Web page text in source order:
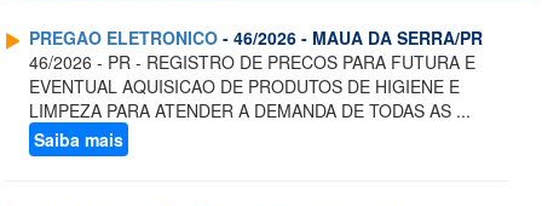
PREGAO ELETRONICO - 46/2026 - MAUA DA SERRA/PR
46/2026 - PR - REGISTRO DE PRECOS PARA FUTURA E
EVENTUAL AQUISICAO DE PRODUTOS DE HIGIENE E
LIMPEZA PARA ATENDER A DEMANDA DE TODAS AS ...
Saiba mais